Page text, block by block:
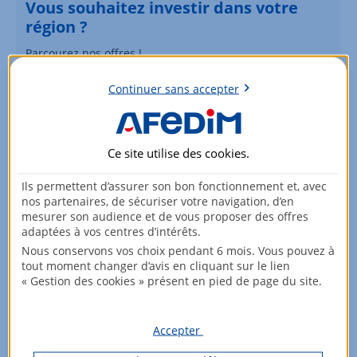
Vous souhaitez investir dans votre
région ?
Parcourez nos offres !
Voir les biensContinuer sans accepter
Ce site utilise des cookies.
Ils permettent d’assurer son bon fonctionnement et, avec
nos partenaires, de sécuriser votre navigation, d’en
mesurer son audience et de vous proposer des offres
adaptées à vos centres d’intérêts.
Nous conservons vos choix pendant 6 mois. Vous pouvez à
tout moment changer d’avis en cliquant sur le lien
« Gestion des cookies » présent en pied de page du site.
Accepter